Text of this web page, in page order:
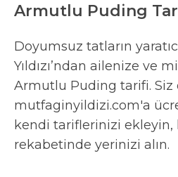
Armutlu Puding
Doyumsuz tatların
Yıldızı’ndan ailenize ve
Armutlu Puding tarifi. Siz
mutfaginyildizi.com'a
kendi tariflerinizi ekleyin,
rekabetinde yerinizi alın.